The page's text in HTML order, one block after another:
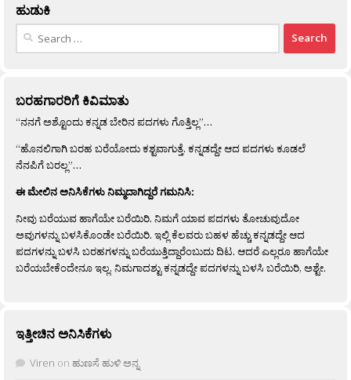
ಹುಡುಕಿ
Search
ಬರಹಗಾರರಿಗೆ ಕಿವಿಮಾತು
“ನನಗೆ ಅಶ್ಟೊಂದು ಕನ್ನಡ ಬೇರಿನ ಪದಗಳು ಗೊತ್ತಿಲ್ಲ”…
“ಹೊನಲಿಗಾಗಿ ಬರಹ ಬರೆಯೋದು ಕಶ್ಟವಾಗುತ್ತೆ. ಕನ್ನಡದ್ದೇ ಆದ ಪದಗಳು ಕೂಡಲೆ
ನೆನಪಿಗೆ ಬರಲ್ಲ”…
ಈ ಮೇಲಿನ ಅನಿಸಿಕೆಗಳು ನಿಮ್ಮದಾಗಿದ್ದರೆ ಗಮನಿಸಿ:
ನೀವು ಬರೆಯುವ ಹಾಗೆಯೇ ಬರೆಯಿರಿ. ನಿಮಗೆ ಯಾವ ಪದಗಳು ತೋಚುವುದೋ
ಅವುಗಳನ್ನು ಬಳಸಿಕೊಂಡೇ ಬರೆಯಿರಿ. ಇಲ್ಲಿ ಕೆಲವರು ಬಹಳ ಹೆಚ್ಚು ಕನ್ನಡದ್ದೇ ಆದ
ಪದಗಳನ್ನು ಬಳಸಿ ಬರಹಗಳನ್ನು ಬರೆಯುತ್ತಿದ್ದಾರೆಂಬುದು ದಿಟ. ಆದರೆ ಎಲ್ಲರೂ ಹಾಗೆಯೇ
ಬರೆಯಬೇಕೆಂದೇನೂ ಇಲ್ಲ. ನಿಮಗಾದಶ್ಟು ಕನ್ನಡದ್ದೇ ಪದಗಳನ್ನು ಬಳಸಿ ಬರೆಯಿರಿ, ಅಶ್ಟೇ.
ಇತ್ತೀಚಿನ ಅನಿಸಿಕೆಗಳು
Viren on ಹುಣಸೆ ಹುಳಿ ಅನ್ನ